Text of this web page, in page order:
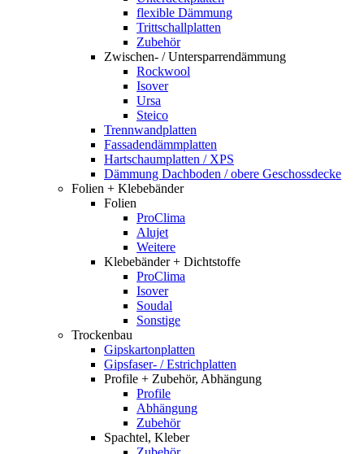
flexible Dämmung
Trittschallplatten
Zubehör
Zwischen- / Untersparrendämmung
Rockwool
Isover
Ursa
Steico
Trennwandplatten
Fassadendämmplatten
Hartschaumplatten / XPS
Dämmung Dachboden / obere Geschossdecke
Folien + Klebebänder
Folien
ProClima
Alujet
Weitere
Klebebänder + Dichtstoffe
ProClima
Isover
Soudal
Sonstige
Trockenbau
Gipskartonplatten
Gipsfaser- / Estrichplatten
Profile + Zubehör, Abhängung
Profile
Abhängung
Zubehör
Spachtel, Kleber